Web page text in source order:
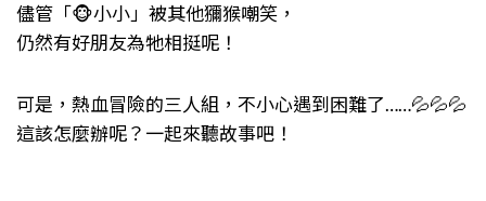
儘管「🐵小小」被其他獼猴嘲笑，
仍然有好朋友為牠相挺呢！
可是，熱血冒險的三人組，不小心遇到困難了……💦💦💦
這該怎麼辦呢？一起來聽故事吧！